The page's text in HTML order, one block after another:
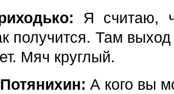
Я считаю,
получится. Там
Мяч круглый.
А кого вы